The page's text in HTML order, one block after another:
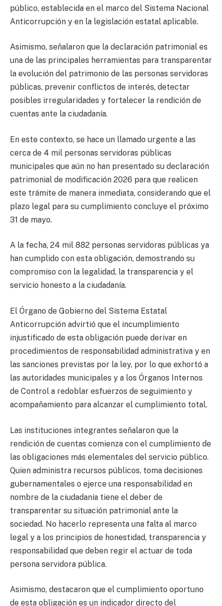
público, establecida en el marco del Sistema Nacional
Anticorrupción y en la legislación estatal aplicable.
Asimismo, señalaron que la declaración patrimonial es
una de las principales herramientas para transparentar
la evolución del patrimonio de las personas servidoras
públicas, prevenir conflictos de interés, detectar
posibles irregularidades y fortalecer la rendición de
cuentas ante la ciudadanía.
En este contexto, se hace un llamado urgente a las
cerca de 4 mil personas servidoras públicas
municipales que aún no han presentado su declaración
patrimonial de modificación 2026 para que realicen
este trámite de manera inmediata, considerando que el
plazo legal para su cumplimiento concluye el próximo
31 de mayo.
A la fecha, 24 mil 882 personas servidoras públicas ya
han cumplido con esta obligación, demostrando su
compromiso con la legalidad, la transparencia y el
servicio honesto a la ciudadanía.
El Órgano de Gobierno del Sistema Estatal
Anticorrupción advirtió que el incumplimiento
injustificado de esta obligación puede derivar en
procedimientos de responsabilidad administrativa y en
las sanciones previstas por la ley, por lo que exhortó a
las autoridades municipales y a los Órganos Internos
de Control a redoblar esfuerzos de seguimiento y
acompañamiento para alcanzar el cumplimiento total.
Las instituciones integrantes señalaron que la
rendición de cuentas comienza con el cumplimiento de
las obligaciones más elementales del servicio público.
Quien administra recursos públicos, toma decisiones
gubernamentales o ejerce una responsabilidad en
nombre de la ciudadanía tiene el deber de
transparentar su situación patrimonial ante la
sociedad. No hacerlo representa una falta al marco
legal y a los principios de honestidad, transparencia y
responsabilidad que deben regir el actuar de toda
persona servidora pública.
Asimismo, destacaron que el cumplimiento oportuno
de esta obligación es un indicador directo del